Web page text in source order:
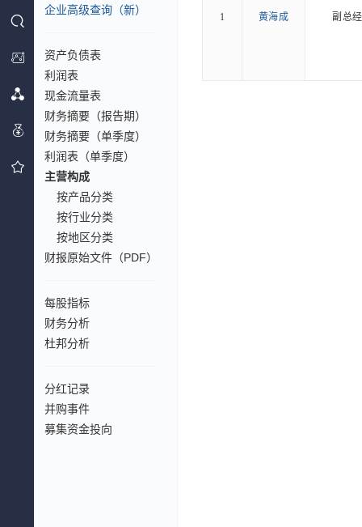
企业高级查询（新）
资产负债表
利润表
现金流量表
财务摘要（报告期）
财务摘要（单季度）
利润表（单季度）
主营构成
按产品分类
按行业分类
按地区分类
财报原始文件（PDF）
每股指标
财务分析
杜邦分析
分红记录
并购事件
募集资金投向
1 黄海成 副总